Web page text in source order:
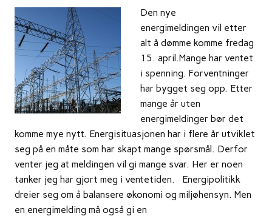
Den nye
energimeldingen vil etter
alt å dømme komme fredag
15. april.Mange har ventet
i spenning. Forventninger
har bygget seg opp. Etter
mange år uten
energimeldinger bør det
komme mye nytt. Energisituasjonen har i flere år utviklet
seg på en måte som har skapt mange spørsmål. Derfor
venter jeg at meldingen vil gi mange svar. Her er noen
tanker jeg har gjort meg i ventetiden. Energipolitikk
dreier seg om å balansere økonomi og miljøhensyn. Men
en energimelding må også gi en